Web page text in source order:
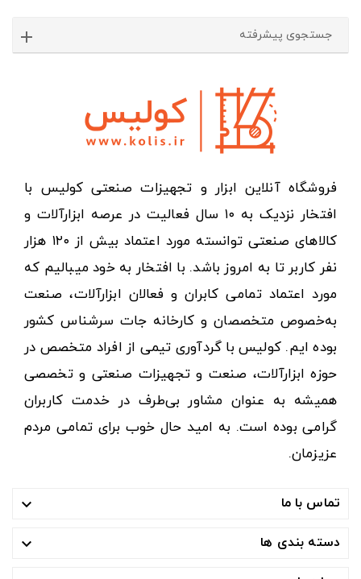
جستجوی پیشرفته
فروشگاه آنلاین ابزار و تجهیزات صنعتی کولیس با
افتخار نزدیک به ۱۰ سال فعالیت در عرصه ابزارآلات و
کالاهای صنعتی توانسته مورد اعتماد بیش از ۱۲۰ هزار
نفر کاربر تا به امروز باشد. با افتخار به خود میبالیم که
مورد اعتماد تمامی کابران و فعالان ابزارآلات، صنعت
به‌خصوص متخصصان و کارخانه جات سرشناس کشور
بوده ایم. کولیس با گردآوری تیمی از افراد متخصص در
حوزه ابزارآلات، صنعت و تجهیزات صنعتی و تخصصی
همیشه به عنوان مشاور بی‌طرف در خدمت کاربران
گرامی بوده است. به امید حال خوب برای تمامی مردم
عزیزمان.
تماس با ما 
دسته بندی ها 